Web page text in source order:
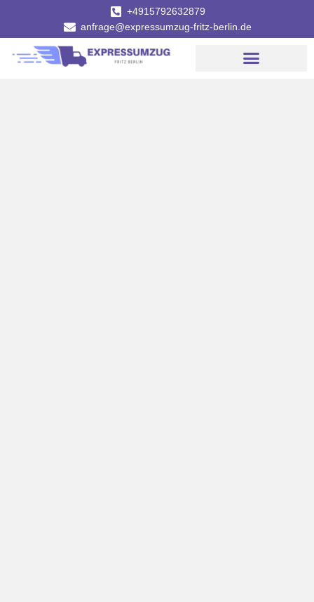
+4915792632879
anfrage@expressumzug-fritz-berlin.de